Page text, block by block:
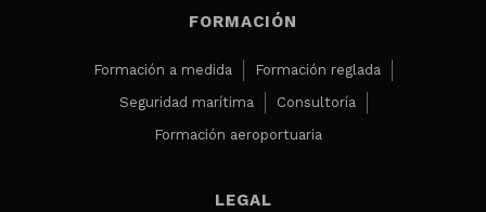
FORMACIÓN
Formación a medida
Formación reglada
Seguridad marítima
Consultoría
Formación aeroportuaria
LEGAL